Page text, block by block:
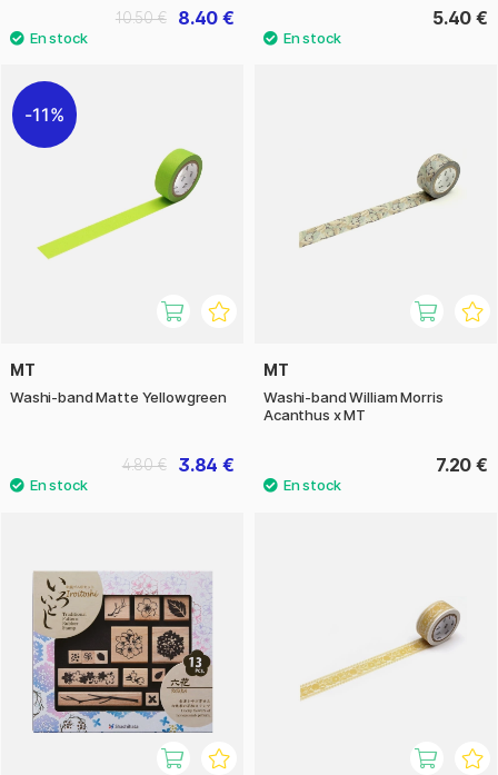
8.40 €
10.50 € 5.40 €
11%
MT
Washi-band Matte Yellowgreen
3.84 €
4.80 €
MT
Washi-band William Morris
Acanthus x MT
7.20 €